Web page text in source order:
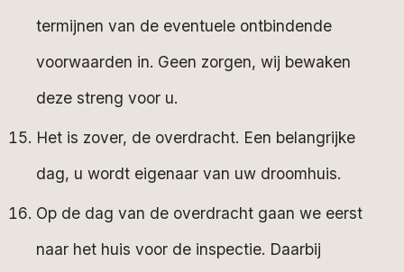
termijnen van de eventuele ontbindende
voorwaarden in. Geen zorgen, wij bewaken
deze streng voor u.
Het is zover, de overdracht. Een belangrijke
dag, u wordt eigenaar van uw droomhuis.
Op de dag van de overdracht gaan we eerst
naar het huis voor de inspectie. Daarbij